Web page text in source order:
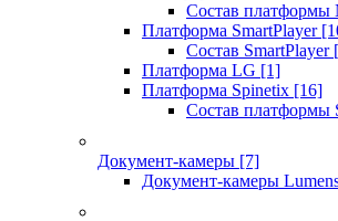
Состав платформы
Платформа SmartPlayer
Состав SmartPlayer
Платформа LG [1]
Платформа Spinetix [16]
Состав платформы
Документ-камеры [7]
Документ-камеры